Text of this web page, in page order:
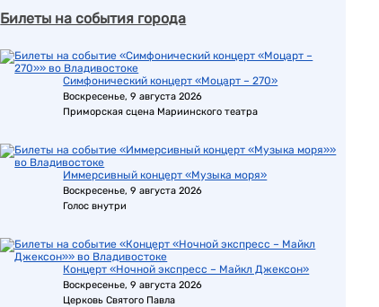
Билеты на события города
Симфонический концерт «Моцарт – 270»
Воскресенье, 9 августа 2026
Приморская сцена Мариинского театра
Иммерсивный концерт «Музыка моря»
Воскресенье, 9 августа 2026
Голос внутри
Концерт «Ночной экспресс – Майкл Джексон»
Воскресенье, 9 августа 2026
Церковь Святого Павла